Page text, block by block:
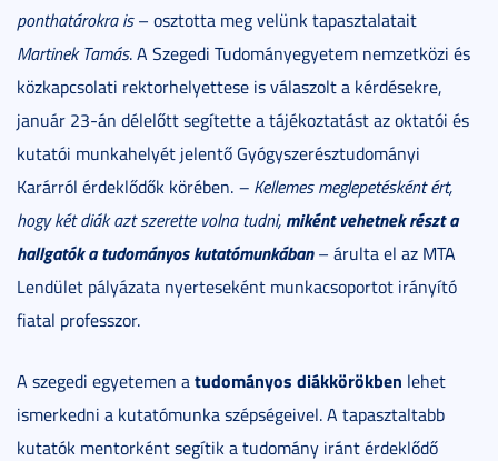
ponthatárokra is– osztotta meg velünk tapasztalatait
Martinek Tamás. A Szegedi Tudományegyetem nemzetközi és
közkapcsolati rektorhelyettese is válaszolt a kérdésekre,
január 23-án délelőtt segítette a tájékoztatást az oktatói és
kutatói munkahelyét jelentő Gyógyszerésztudományi
Karárról érdeklődők körében. – Kellemes meglepetésként ért,
hogy két diák azt szerette volna tudni, miként vehetnek részt a
hallgatók a tudományos kutatómunkában– árulta el az MTA
Lendület pályázata nyerteseként munkacsoportot irányító
fiatal professzor.
A szegedi egyetemen atudományos diákkörökben lehet
ismerkedni a kutatómunka szépségeivel. A tapasztaltabb
kutatók mentorként segítik a tudomány iránt érdeklődő